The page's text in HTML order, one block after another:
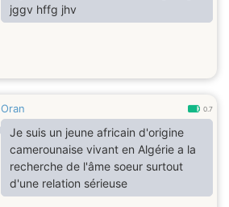
jggv hffg jhv
Oran 0.7
Je suis un jeune africain d'origine
camerounaise vivant en Algérie a la
recherche de l'âme soeur surtout
d'une relation sérieuse